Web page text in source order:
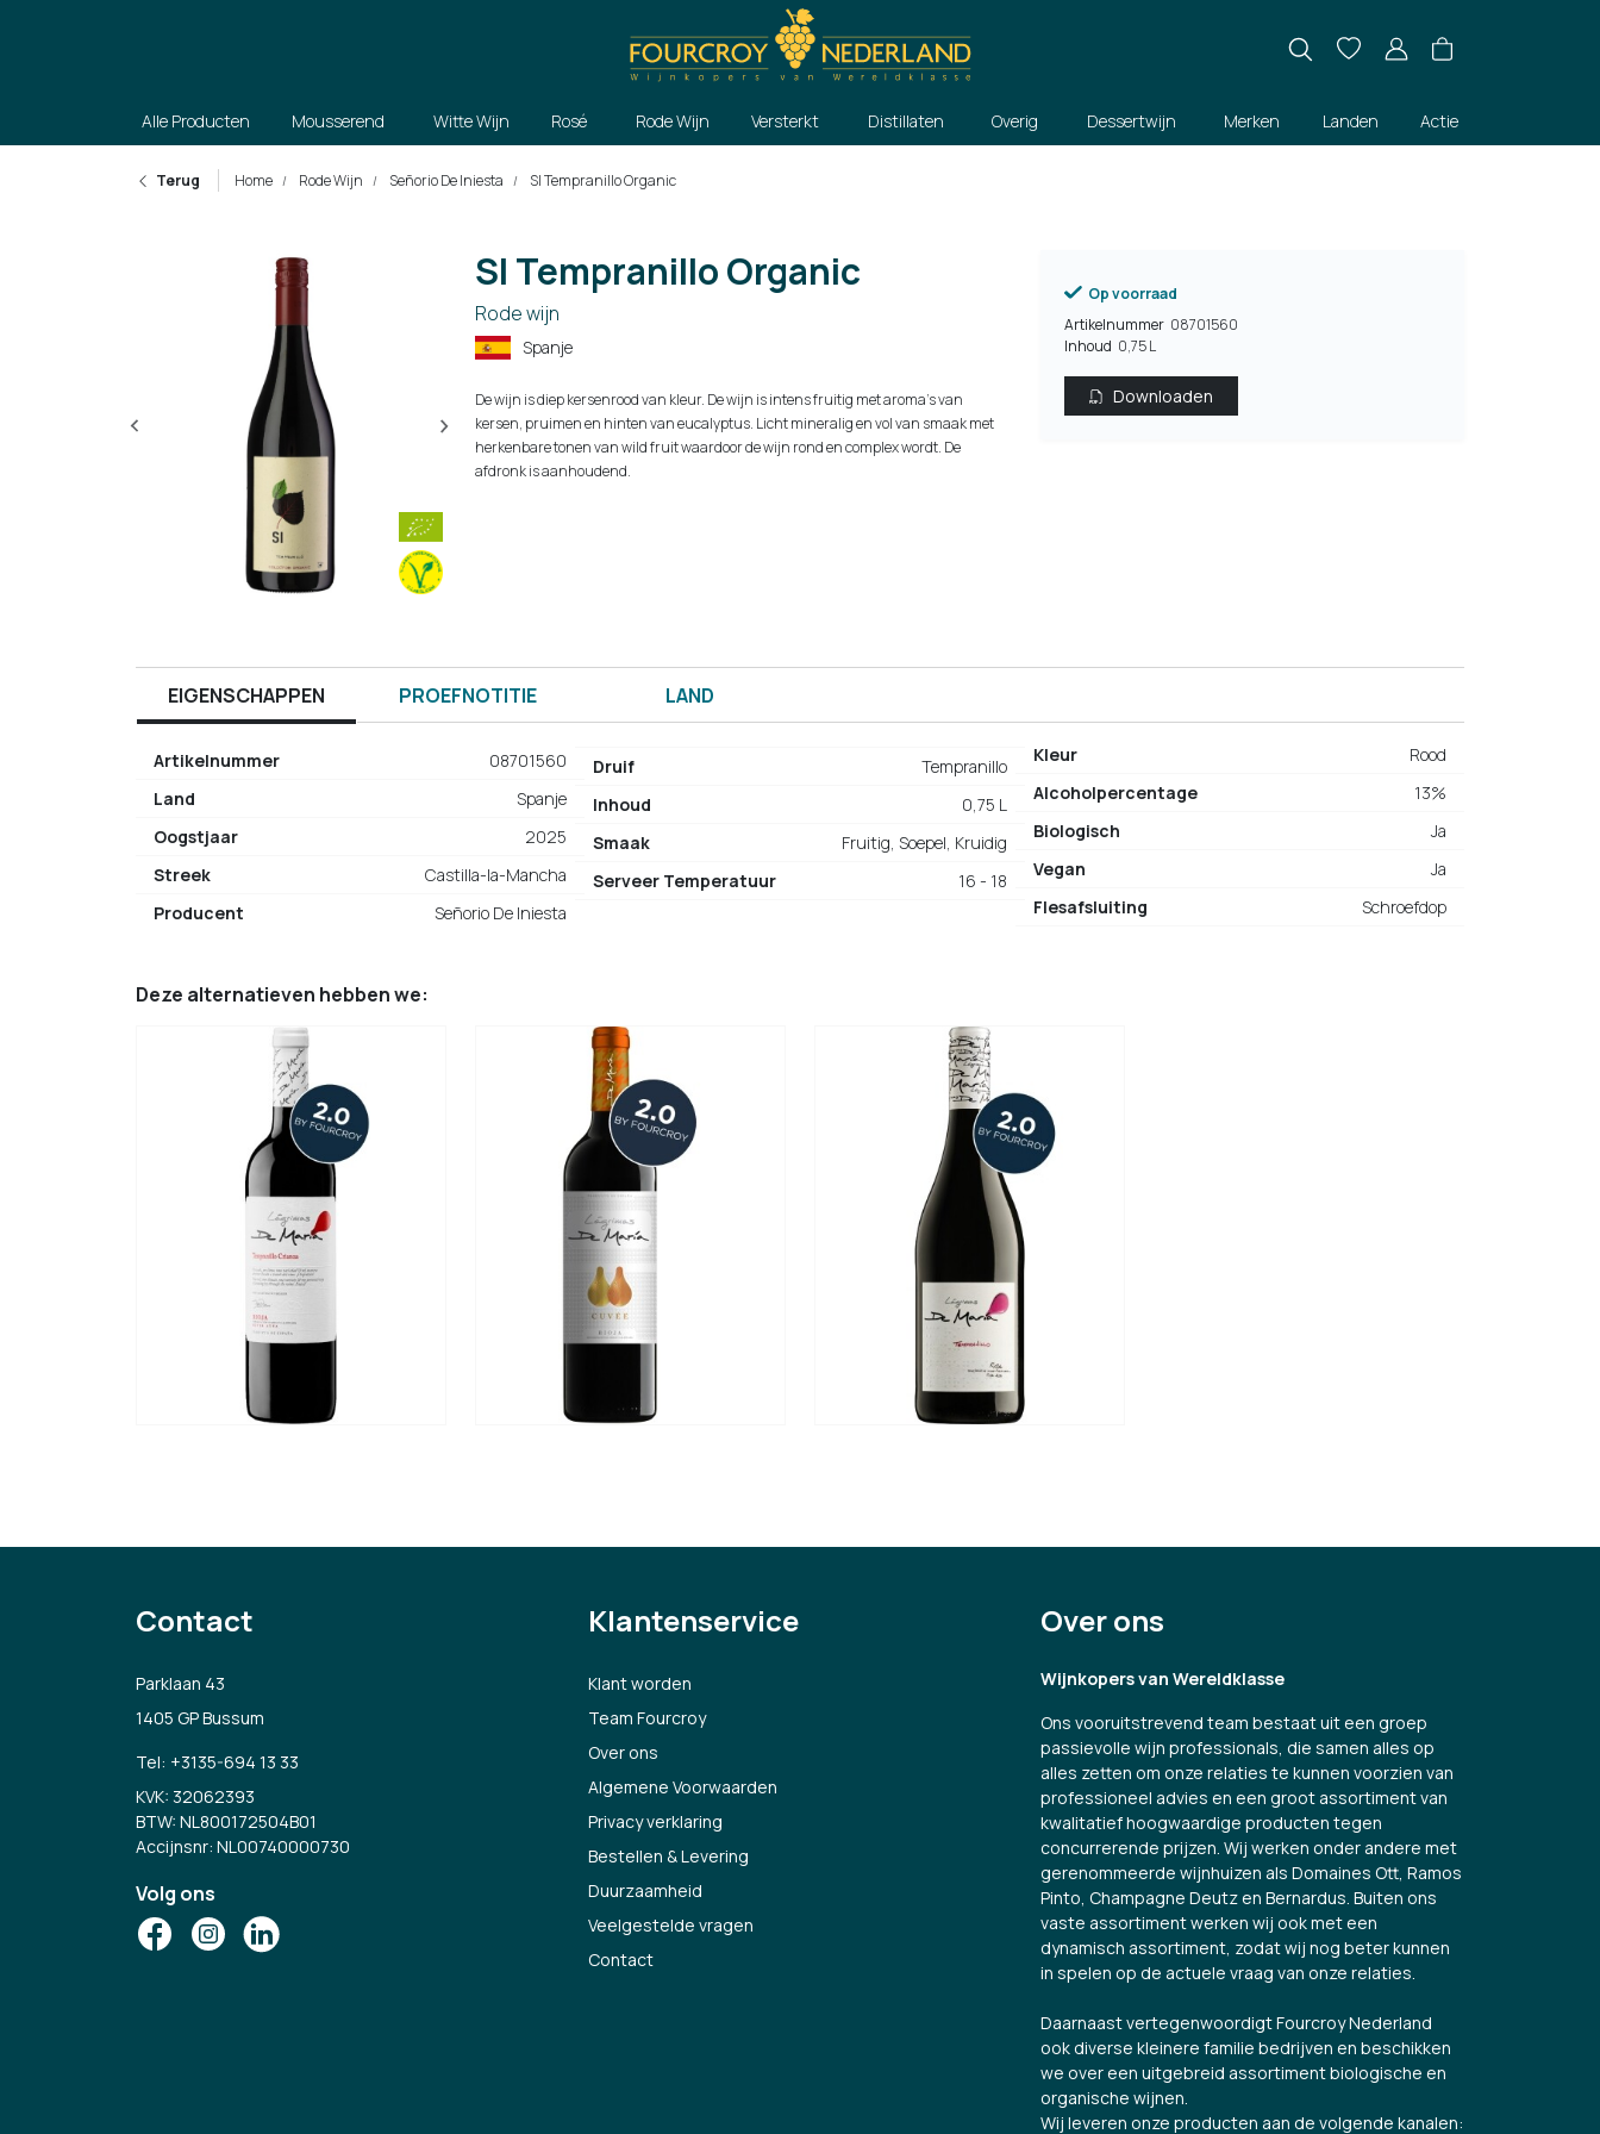
Alle Producten Mousserend Witte Wijn Rosé Rode Wijn Versterkt Distillaten Overig Dessertwijn Merken Landen Actie
Terug Home Rode Wijn Señorio De Iniesta SI Tempranillo Organic
SI Tempranillo Organic
Rode wijn
Spanje
De wijn is diep kersenrood van kleur. De wijn is intens fruitig met aroma’s van
kersen, pruimen en hinten van eucalyptus. Licht mineralig en vol van smaak met
herkenbare tonen van wild fruit waardoor de wijn rond en complex wordt. De
afdronk is aanhoudend.
Op voorraad
Artikelnummer 08701560
Inhoud 0,75 L
Downloaden
EIGENSCHAPPEN PROEFNOTITIE LAND
Artikelnummer
08701560
Land
Spanje
Oogstjaar
2025
Streek
Castilla-la-Mancha
Producent
Señorio De Iniesta
Druif
Tempranillo
Inhoud
0,75 L
Smaak
Fruitig, Soepel, Kruidig
Serveer Temperatuur
16 - 18
Kleur
Rood
Alcoholpercentage
13%
Biologisch
Ja
Vegan
Ja
Flesafsluiting
Schroefdop
Deze alternatieven hebben we:
Contact
Parklaan 43
1405 GP Bussum
Tel: +3135-694 13 33
KVK: 32062393
BTW: NL800172504B01
Accijnsnr: NL00740000730
Volg ons
Klantenservice
Klant worden
Team Fourcroy
Over ons
Algemene Voorwaarden
Privacy verklaring
Bestellen & Levering
Duurzaamheid
Veelgestelde vragen
Contact
Over ons
Wijnkopers van Wereldklasse
Ons vooruitstrevend team bestaat uit een groep
passievolle wijn professionals, die samen alles op
alles zetten om onze relaties te kunnen voorzien van
professioneel advies en een groot assortiment van
kwalitatief hoogwaardige producten tegen
concurrerende prijzen. Wij werken onder andere met
gerenommeerde wijnhuizen als Domaines Ott, Ramos
Pinto, Champagne Deutz en Bernardus. Buiten ons
vaste assortiment werken wij ook met een
dynamisch assortiment, zodat wij nog beter kunnen
in spelen op de actuele vraag van onze relaties.
Daarnaast vertegenwoordigt Fourcroy Nederland
ook diverse kleinere familie bedrijven en beschikken
we over een uitgebreid assortiment biologische en
organische wijnen.
Wij leveren onze producten aan de volgende kanalen: